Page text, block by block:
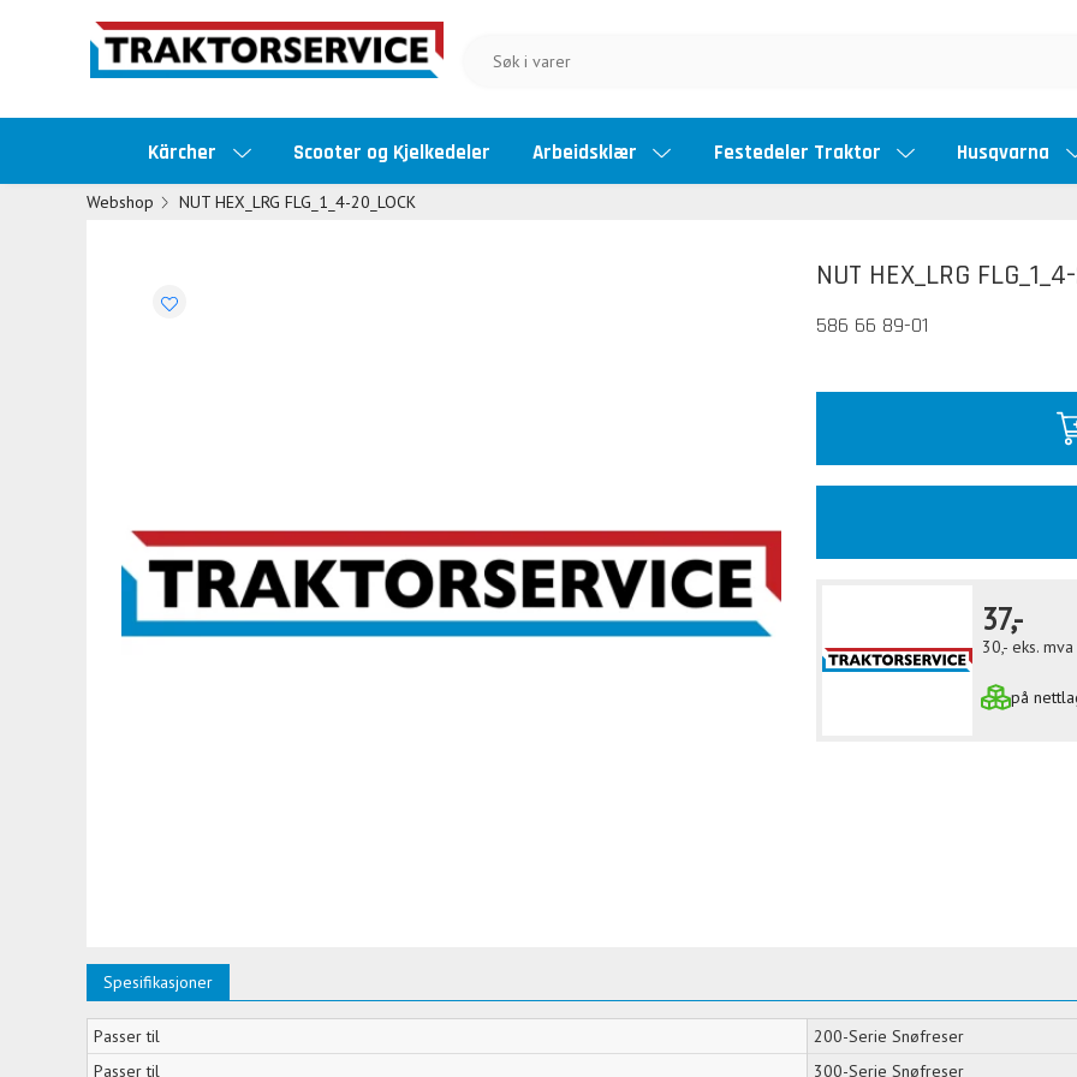
Kärcher Scooter og Kjelkedeler Arbeidsklær Festedeler Traktor Husqvarna
Webshop NUT HEX_LRG FLG_1_4-20_LOCK
NUT HEX_LRG
586 66 89-01
37,-
30,- eks. mva
på
Spesifikasjoner
Passer til
200-Serie Snøfreser
Passer til
300-Serie Snøfreser